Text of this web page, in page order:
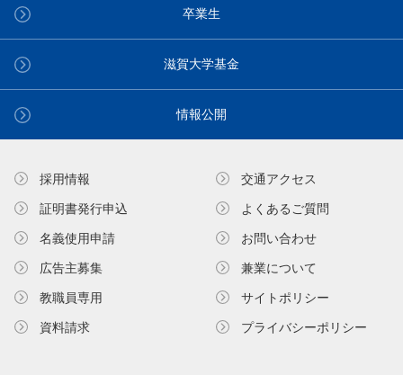
卒業生
滋賀大学基金
情報公開
採用情報
証明書発⾏申込
名義使⽤申請
広告主募集
教職員専⽤
資料請求
交通アクセス
よくあるご質問
お問い合わせ
兼業について
サイトポリシー
プライバシーポリシー